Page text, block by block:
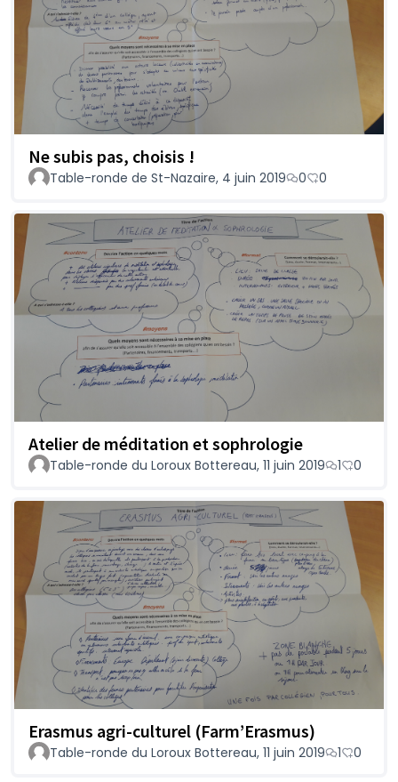
Ne subis pas, choisis !
Table-ronde de St-Nazaire, 4 juin 2019 0 0
Atelier de méditation et sophrologie
Table-ronde du Loroux Bottereau, 11 juin 2019 1 0
Erasmus agri-culturel (Farm’Erasmus)
Table-ronde du Loroux Bottereau, 11 juin 2019 1 0